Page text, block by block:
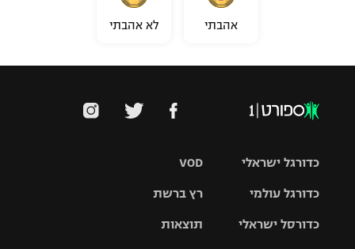
אהבתי לא אהבתי
VOD
רץ ברשת
תוצאות
כדורגל ישראלי
כדורגל עולמי
כדורסל ישראלי